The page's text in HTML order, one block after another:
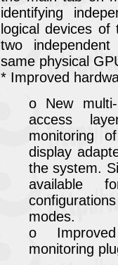
identifying
logical devices
two
same physical
* Improved
o New
access
monitoring
display
the system.
available
modes.
o
monitoring